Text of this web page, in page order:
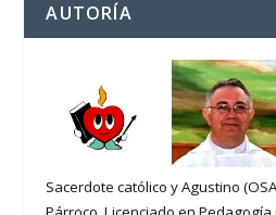
AUTORÍA
Sacerdote católico y Agustino